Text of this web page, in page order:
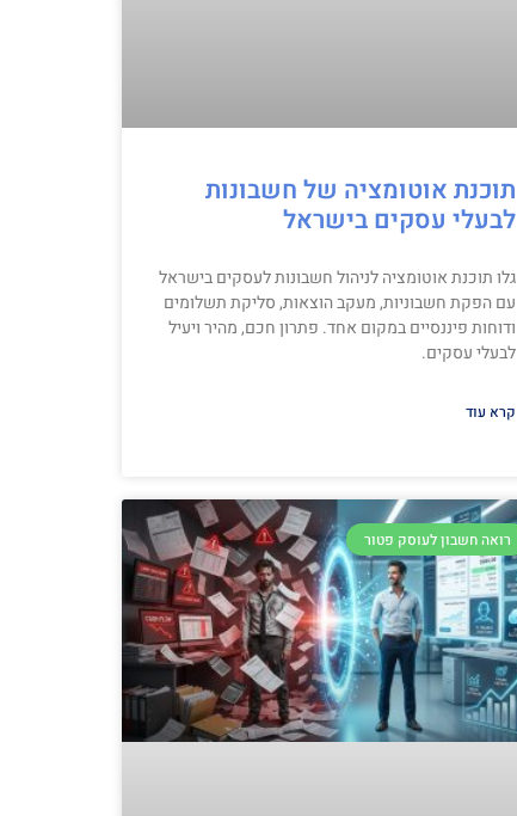
תוכנת אוטומציה של חשבונות
לבעלי עסקים בישראל
גלו תוכנת אוטומציה לניהול חשבונות לעסקים בישראל
עם הפקת חשבוניות, מעקב הוצאות, סליקת תשלומים
ודוחות פיננסיים במקום אחד. פתרון חכם, מהיר ויעיל
לבעלי עסקים.
קרא עוד
רואה חשבון לעוסק פטור